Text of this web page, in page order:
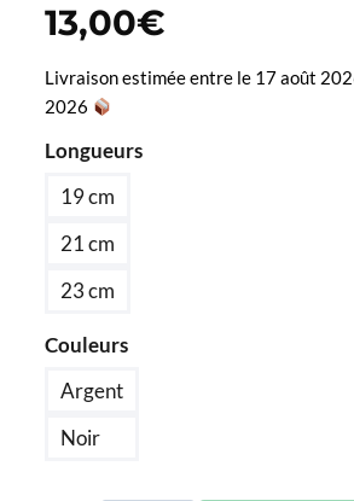
13,00€
Livraison estimée entre le 17 août
2026
Longueurs
19 cm
21 cm
23 cm
Couleurs
Argent
Noir